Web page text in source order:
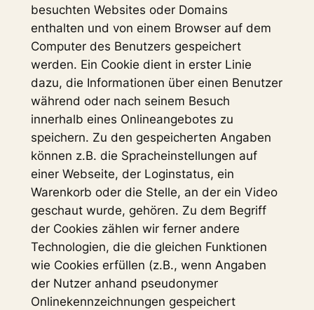
besuchten Websites oder Domains
enthalten und von einem Browser auf dem
Computer des Benutzers gespeichert
werden. Ein Cookie dient in erster Linie
dazu, die Informationen über einen Benutzer
während oder nach seinem Besuch
innerhalb eines Onlineangebotes zu
speichern. Zu den gespeicherten Angaben
können z.B. die Spracheinstellungen auf
einer Webseite, der Loginstatus, ein
Warenkorb oder die Stelle, an der ein Video
geschaut wurde, gehören. Zu dem Begriff
der Cookies zählen wir ferner andere
Technologien, die die gleichen Funktionen
wie Cookies erfüllen (z.B., wenn Angaben
der Nutzer anhand pseudonymer
Onlinekennzeichnungen gespeichert